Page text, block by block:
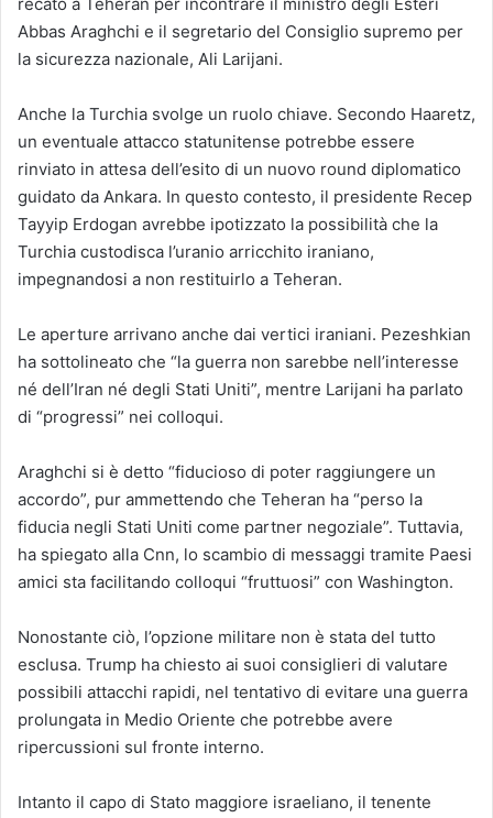
Abbas Araghchi e il segretario del Consiglio supremo per
la sicurezza nazionale, Ali Larijani.
Anche la Turchia svolge un ruolo chiave. Secondo Haaretz,
un eventuale attacco statunitense potrebbe essere
rinviato in attesa dell’esito di un nuovo round diplomatico
guidato da Ankara. In questo contesto, il presidente Recep
Tayyip Erdogan avrebbe ipotizzato la possibilità che la
Turchia custodisca l’uranio arricchito iraniano,
impegnandosi a non restituirlo a Teheran.
Le aperture arrivano anche dai vertici iraniani. Pezeshkian
ha sottolineato che “la guerra non sarebbe nell’interesse
né dell’Iran né degli Stati Uniti”, mentre Larijani ha parlato
di “progressi” nei colloqui.
Araghchi si è detto “fiducioso di poter raggiungere un
accordo”, pur ammettendo che Teheran ha “perso la
fiducia negli Stati Uniti come partner negoziale”. Tuttavia,
ha spiegato alla Cnn, lo scambio di messaggi tramite Paesi
amici sta facilitando colloqui “fruttuosi” con Washington.
Nonostante ciò, l’opzione militare non è stata del tutto
esclusa. Trump ha chiesto ai suoi consiglieri di valutare
possibili attacchi rapidi, nel tentativo di evitare una guerra
prolungata in Medio Oriente che potrebbe avere
ripercussioni sul fronte interno.
Intanto il capo di Stato maggiore israeliano, il tenente